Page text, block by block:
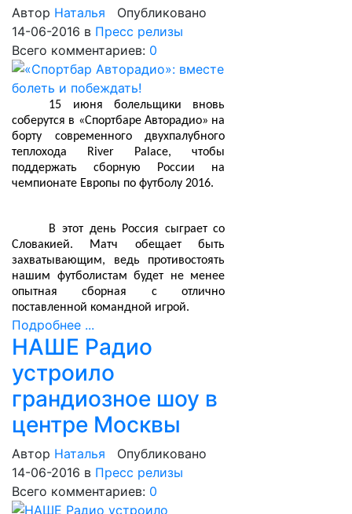
Автор Наталья
Опубликовано
14-06-2016 в Пресс релизы
Всего комментариев: 0
15 июня болельщики вновь
соберутся в «Спортбаре Авторадио» на
борту современного двухпалубного
теплохода River Palace, чтобы
поддержать сборную России на
чемпионате Европы по футболу 2016.
В этот день Россия сыграет со
Словакией. Матч обещает быть
захватывающим, ведь противостоять
нашим футболистам будет не менее
опытная сборная с отлично
поставленной командной игрой.
Подробнее ...
НАШЕ Радио
устроило
грандиозное шоу в
центре Москвы
Автор Наталья
Опубликовано
14-06-2016 в Пресс релизы
Всего комментариев: 0